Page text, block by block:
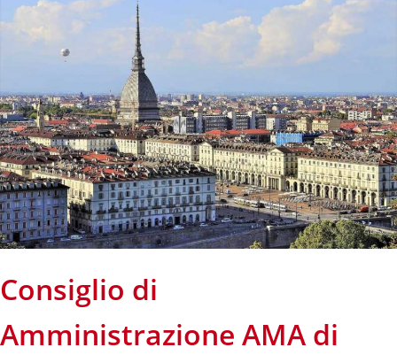
Consiglio di
Amministrazione AMA di